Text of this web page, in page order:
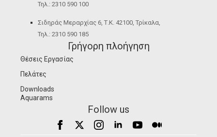
Τηλ.: 2310 590 100
Σιδηράς Μεραρχίας 6, Τ.Κ. 42100, Τρίκαλα,
Τηλ.: 2310 590 185
Γρήγορη πλοήγηση
Θέσεις Εργασίας
Πελάτες
Downloads
Aquarams
Follow us